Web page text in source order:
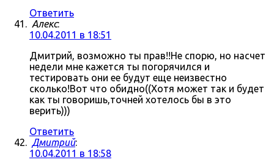
Ответить
Алекс:
10.04.2011 в 18:51
Дмитрий, возможно ты прав!!Не спорю, но насчет
недели мне кажется ты погорячился и
тестировать они ее будут еще неизвестно
сколько!Вот что обидно((Хотя может так и будет
как ты говоришь,точней хотелось бы в это
верить)))
Ответить
Дмитрий:
10.04.2011 в 18:58